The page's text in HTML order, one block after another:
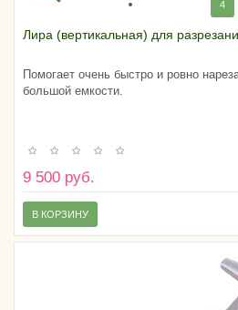
4
Лира (вертикальная) для
Помогает очень быстро и ровно
большой емкости.
9 500 руб.
В КОРЗИНУ